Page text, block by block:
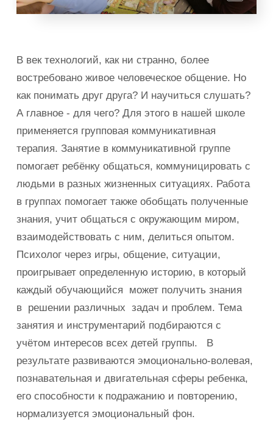
В век технологий, как ни странно, более
востребовано живое человеческое общение. Но
как понимать друг друга? И научиться слушать?
А главное - для чего? Для этого в нашей школе
применяется групповая коммуникативная
терапия. Занятие в коммуникативной группе
помогает ребёнку общаться, коммуницировать с
людьми в разных жизненных ситуациях. Работа
в группах помогает также обобщать полученные
знания, учит общаться с окружающим миром,
взаимодействовать с ним, делиться опытом.
Психолог через игры, общение, ситуации,
проигрывает определенную историю, в который
каждый обучающийся может получить знания
в решении различных задач и проблем. Тема
занятия и инструментарий подбираются с
учётом интересов всех детей группы. В
результате развиваются эмоционально-волевая,
познавательная и двигательная сферы ребенка,
его способности к подражанию и повторению,
нормализуется эмоциональный фон.